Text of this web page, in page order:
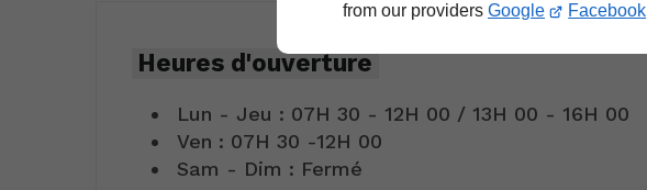
from our providers Google Facebook
Heures d'ouverture
Lun - Jeu : 07H 30 - 12H 00 / 13H 00 - 16H 00
Ven : 07H 30 -12H 00
Sam - Dim : Fermé